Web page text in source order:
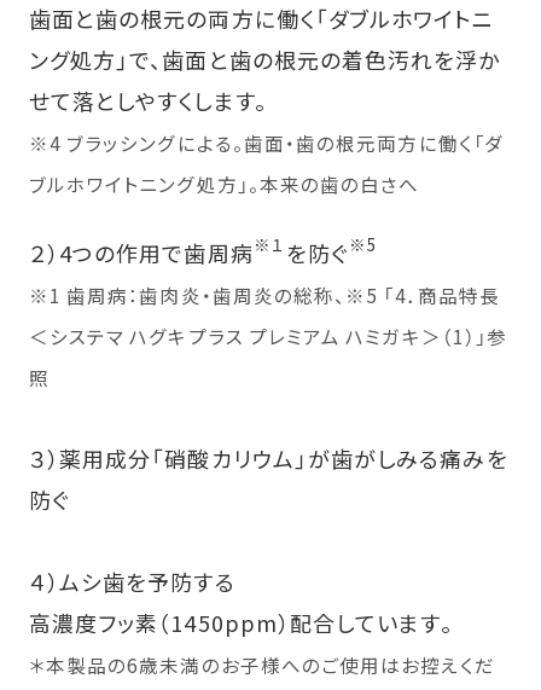
歯面と歯の根元の両方に働く「ダブルホワイトニ
ング処方」で、歯面と歯の根元の着色汚れを浮か
せて落としやすくします。
※4 ブラッシングによる。歯面・歯の根元両方に働く「ダ
ブルホワイトニング処方」。本来の歯の白さへ
２）4つの作用で歯周病 ※１ を防ぐ ※5
※1 歯周病：歯肉炎・歯周炎の総称、※5 「4．商品特長
＜システマ ハグキプラス プレミアム ハミガキ＞（1）」参
照
３）薬用成分「硝酸カリウム」が歯がしみる痛みを
防ぐ
４）ムシ歯を予防する
高濃度フッ素（1450ppm）配合しています。
＊本製品の6歳未満のお子様へのご使用はお控えくだ